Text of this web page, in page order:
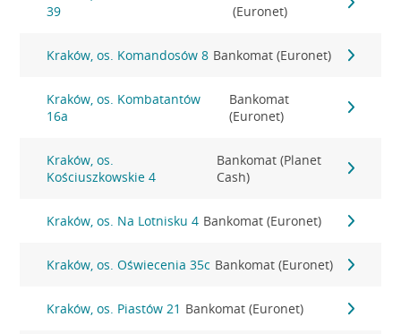
39
(Euronet)
Kraków, os. Komandosów 8 Bankomat (Euronet)
Kraków, os. Kombatantów
16a
Bankomat
(Euronet)
Kraków, os.
Kościuszkowskie 4
Bankomat (Planet
Cash)
Kraków, os. Na Lotnisku 4 Bankomat (Euronet)
Kraków, os. Oświecenia 35c Bankomat (Euronet)
Kraków, os. Piastów 21 Bankomat (Euronet)